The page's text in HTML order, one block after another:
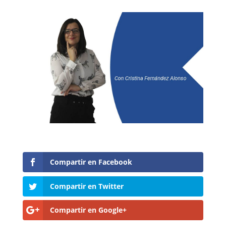
Compartir en Facebook
Compartir en Twitter
Compartir en Google+